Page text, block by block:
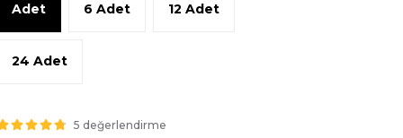
Adet 6 Adet 12 Adet
24 Adet
5 değerlendirme